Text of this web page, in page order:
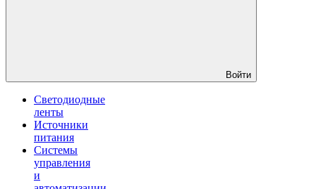
Войти
Светодиодные
ленты
Источники
питания
Системы
управления
и